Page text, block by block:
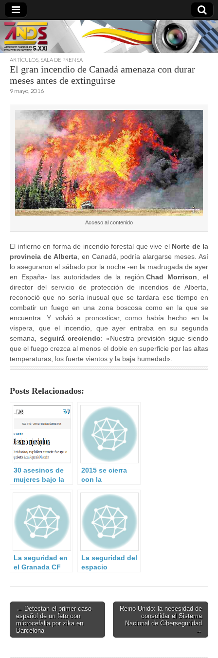
directoresdeseguridad.es
ARTÍCULOS SALA DE PRENSA
El gran incendio de Canadá amenaza con durar
meses antes de extinguirse
9 mayo, 2016
Acceso al contenido
El infierno en forma de incendio forestal que vive el Norte de la
provincia de Alberta, en Canadá, podría alargarse meses. Así
lo aseguraron el sábado por la noche -en la madrugada de ayer
en España- las autoridades de la región.Chad Morrison, el
director del servicio de protección de incendios de Alberta,
reconoció que no sería inusual que se tardara ese tiempo en
combatir un fuego en una zona boscosa como en la que se
encuentra. Y volvió a pronosticar, como había hecho en la
víspera, que el incendio, que ayer entraba en su segunda
semana, seguirá creciendo: «Nuestra previsión sigue siendo
que el fuego crezca al menos el doble en superficie por las altas
temperaturas, los fuerte vientos y la baja humedad».
Posts Relacionados:
30 asesinos de
mujeres bajo la
2015 se cierra
con la
de 274 grupos de
crimen
organizado.
La seguridad en
el Granada CF
Entrevista a José
Seguridad.
La seguridad del
espacio
Post
navigation
← Detectan el primer caso
español de un feto con
microcefalia por zika en
Barcelona
Reino Unido: la necesidad de
consolidar el Sistema
Nacional de Ciberseguridad
→